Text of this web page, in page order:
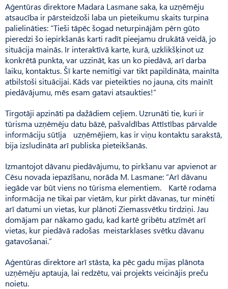
Aģentūras direktore Madara Lasmane saka, ka uzņēmēju
atsaucība ir pārsteidzoši laba un pieteikumu skaits turpina
palielināties: “Tieši tāpēc šogad neturpinājām pērn gūto
pieredzi šo iepirkšanās karti radīt pieejamu drukātā veidā, jo
situācija mainās. Ir interaktīvā karte, kurā, uzklikšķinot uz
konkrētā punkta, var uzzināt, kas un ko piedāvā, arī darba
laiku, kontaktus. Šī karte nemitīgi var tikt papildināta, mainīta
atbilstoši situācijai. Kāds var pieteikties no jauna, cits mainīt
piedāvājumu, mēs esam gatavi atsaukties!”
Tirgotāji apzināti pa dažādiem ceļiem. Uzrunāti tie, kuri ir
tūrisma uzņēmēju datu bāzē, paš­valdības Attīstības pārvalde
informāciju sūtīja uzņēmējiem, kas ir viņu kontaktu sarakstā,
bija izsludināta arī publiska pieteikšanās.
Izmantojot dāvanu piedāvājumu, to pirkšanu var apvienot ar
Cēsu novada iepazīšanu, norāda M. Lasmane: “Arī dāvanu
iegāde var būt viens no tūrisma elementiem. Kartē rodama
informācija ne tikai par vietām, kur pirkt dāvanas, tur minēti
arī datumi un vietas, kur plānoti Ziemassvētku tirdziņi. Jau
domājam par nākamo gadu, kad kartē gribētu atzīmēt arī
vietas, kur piedāvā radošas meistarklases svētku dāvanu
gatavošanai.”
Aģentūras direktore arī stāsta, ka pēc gadu mijas plānota
uzņēmēju aptauja, lai redzētu, vai projekts veicinājis preču
noietu.